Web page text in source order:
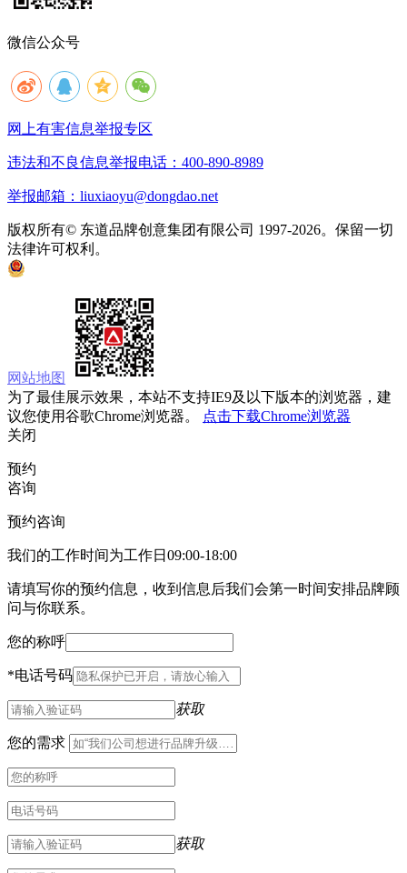
微信公众号
网上有害信息举报专区
违法和不良信息举报电话：400-890-8989
举报邮箱：liuxiaoyu@dongdao.net
版权所有© 东道品牌创意集团有限公司 1997-2026。保留一切
法律许可权利。
网站地图
为了最佳展示效果，本站不支持IE9及以下版本的浏览器，建
议您使用谷歌Chrome浏览器。
点击下载Chrome浏览器
关闭
预约
咨询
预约咨询
我们的工作时间为工作日09:00-18:00
请填写你的预约信息，收到信息后我们会第一时间安排品牌顾
问与你联系。
您的称呼
*电话号码
获取
您的需求
获取